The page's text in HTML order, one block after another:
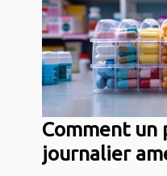
Comment
journalier